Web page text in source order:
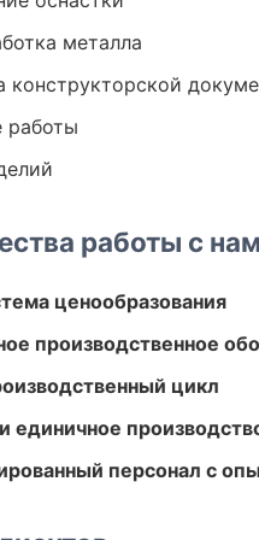
металла
конструкторской
работы
работы с
ценообразования
производственное
цикл
единичное
персонал с